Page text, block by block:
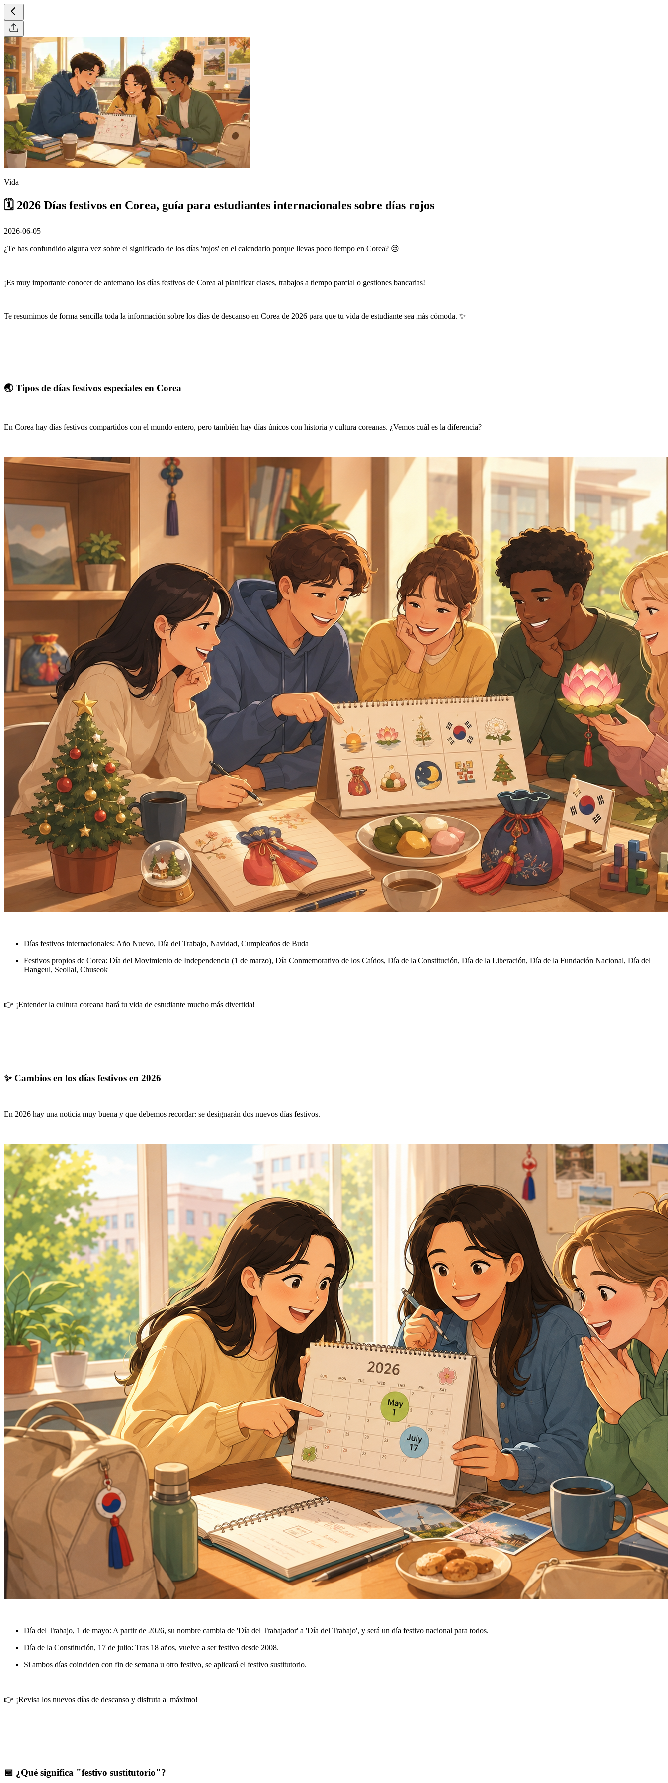
Vida
🗓️ 2026 Días festivos en Corea, guía para estudiantes internacionales sobre días rojos
2026-06-05
¿Te has confundido alguna vez sobre el significado de los días 'rojos' en el calendario porque llevas poco tiempo en Corea? 😢
¡Es muy importante conocer de antemano los días festivos de Corea al planificar clases, trabajos a tiempo parcial o gestiones bancarias!
Te resumimos de forma sencilla toda la información sobre los días de descanso en Corea de 2026 para que tu vida de estudiante sea más cómoda. ✨
🌏 Tipos de días festivos especiales en Corea
En Corea hay días festivos compartidos con el mundo entero, pero también hay días únicos con historia y cultura coreanas. ¿Vemos cuál es la diferencia?
Días festivos internacionales: Año Nuevo, Día del Trabajo, Navidad, Cumpleaños de Buda
Festivos propios de Corea: Día del Movimiento de Independencia (1 de marzo), Día Conmemorativo de los Caídos, Día de la Constitución, Día de la Liberación, Día de la Fundación Nacional, Día del
Hangeul, Seollal, Chuseok
👉 ¡Entender la cultura coreana hará tu vida de estudiante mucho más divertida!
✨ Cambios en los días festivos en 2026
En 2026 hay una noticia muy buena y que debemos recordar: se designarán dos nuevos días festivos.
Día del Trabajo, 1 de mayo: A partir de 2026, su nombre cambia de 'Día del Trabajador' a 'Día del Trabajo', y será un día festivo nacional para todos.
Día de la Constitución, 17 de julio: Tras 18 años, vuelve a ser festivo desde 2008.
Si ambos días coinciden con fin de semana u otro festivo, se aplicará el festivo sustitutorio.
👉 ¡Revisa los nuevos días de descanso y disfruta al máximo!
📅 ¿Qué significa "festivo sustitutorio"?